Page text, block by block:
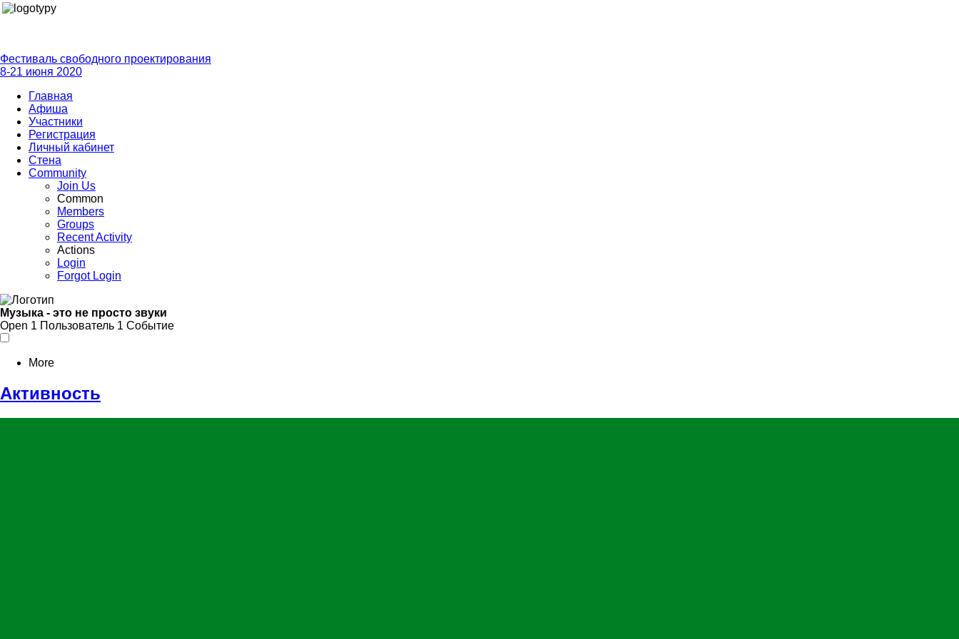
Фестиваль свободного проектирования
8-21 июня 2020
Главная
Афиша
Участники
Регистрация
Личный кабинет
Стена
Community
Join Us
Common
Members
Groups
Recent Activity
Actions
Login
Forgot Login
Музыка - это не просто звуки
Open 1 Пользователь 1 Событие
More
Активность